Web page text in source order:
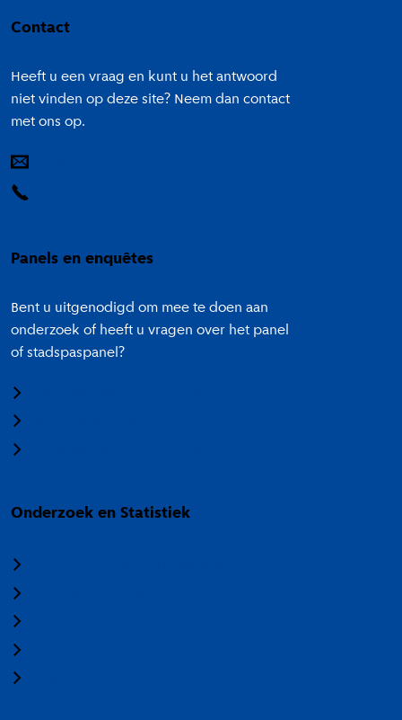
Contact
Heeft u een vraag en kunt u het antwoord
niet vinden op deze site? Neem dan contact
met ons op.
Panels en enquêtes
Bent u uitgenodigd om mee te doen aan
onderzoek of heeft u vragen over het panel
of stadspaspanel?
Onderzoek en Statistiek